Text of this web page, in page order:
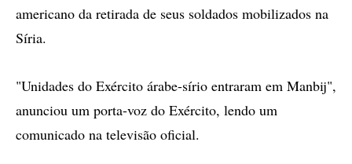
americano da retirada de seus soldados mobilizados na
Síria.
"Unidades do Exército árabe-sírio entraram em Manbij",
anunciou um porta-voz do Exército, lendo um
comunicado na televisão oficial.